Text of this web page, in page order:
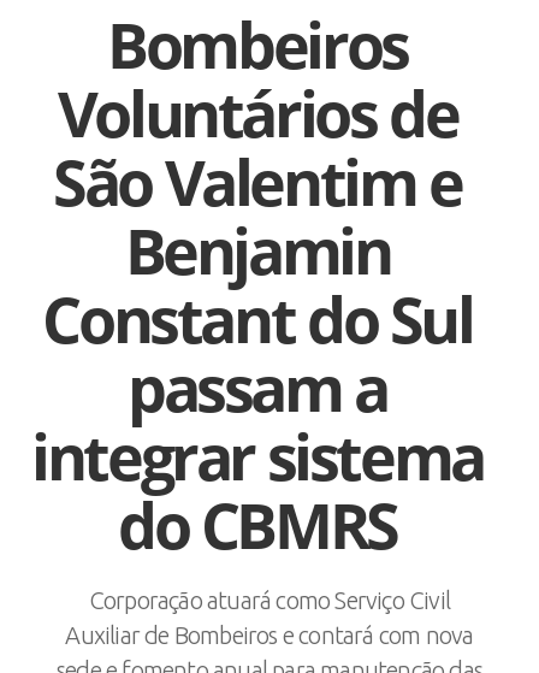
Bombeiros
Voluntários de
São Valentim e
Benjamin
Constant do Sul
passam a
integrar sistema
do CBMRS
Corporação atuará como Serviço Civil
Auxiliar de Bombeiros e contará com nova